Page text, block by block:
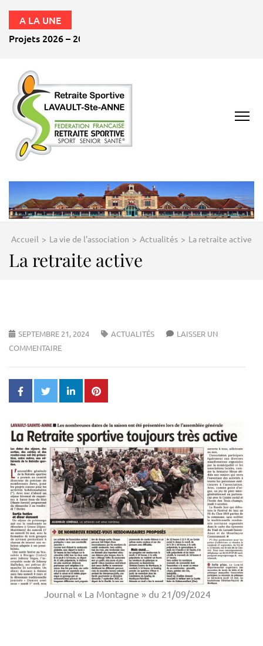
A LA UNE
Projets 2026 – 2027
03100
Accueil > La vie de l'association > Actualités > La retraite active
La retraite active
SEPTEMBRE 21, 2024 ACTUALITÉS
LAISSER UN
COMMENTAIRE
Journal « La Montagne » du 21/09/2024